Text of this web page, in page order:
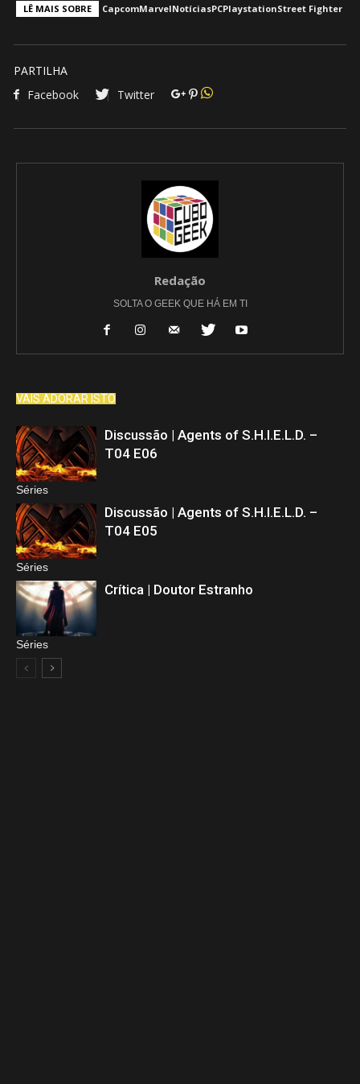
LÊ MAIS SOBRE CapcomMarvelNotíciasPCPlaystationStreet Fighter
PARTILHA
Facebook
Twitter
Redação
SOLTA O GEEK QUE HÁ EM TI
VAIS ADORAR ISTO
Séries
Discussão | Agents of S.H.I.E.L.D. –
T04 E06
Séries
Discussão | Agents of S.H.I.E.L.D. –
T04 E05
Séries
Crítica | Doutor Estranho